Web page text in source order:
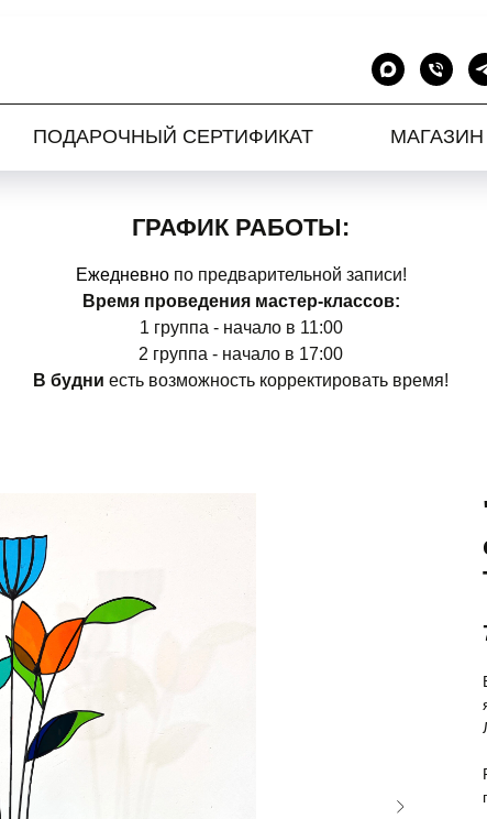
ПОДАРОЧНЫЙ СЕРТИФИКАТ МАГАЗИН
ГРАФИК РАБОТЫ:
Ежедневно по предварительной записи!
Время проведения мастер-классов:
1 группа - начало в 11:00
2 группа - начало в 17:00
В будни есть возможность корректировать время!